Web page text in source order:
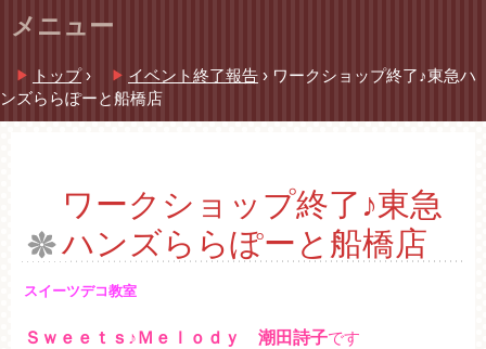
メニュー
ン
テ
ン
プ
トップ › イベント終了報告 › ワークショップ終了♪東急ハ
ンズららぽーと船橋店
ワークショップ終了♪東急
ハンズららぽーと船橋店
スイーツデコ教室
Ｓｗｅｅｔｓ♪Ｍｅｌｏｄｙ 潮田詩子です